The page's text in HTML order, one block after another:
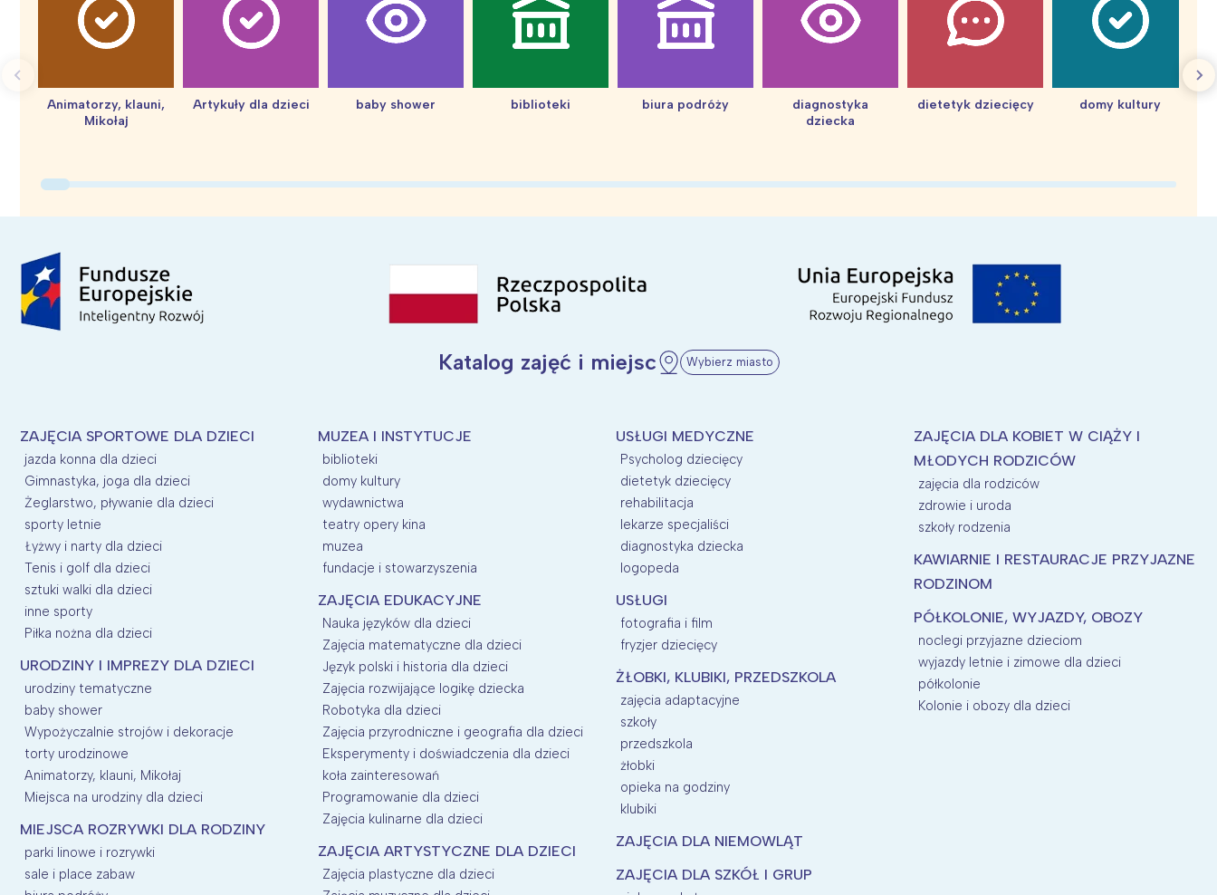
Animatorzy, klauni,
Mikołaj
Artykuły dla dzieci baby shower biblioteki biura podróży
diagnostyka
dziecka
dietetyk dziecięcy
domy kultury
Katalog zajęć i miejsc Wybierz miasto
ZAJĘCIA SPORTOWE DLA DZIECI
jazda konna dla dzieci
Gimnastyka, joga dla dzieci
Żeglarstwo, pływanie dla dzieci
sporty letnie
Łyżwy i narty dla dzieci
Tenis i golf dla dzieci
sztuki walki dla dzieci
inne sporty
Piłka nożna dla dzieci
URODZINY I IMPREZY DLA DZIECI
urodziny tematyczne
baby shower
Wypożyczalnie strojów i dekoracje
torty urodzinowe
Animatorzy, klauni, Mikołaj
Miejsca na urodziny dla dzieci
MIEJSCA ROZRYWKI DLA RODZINY
parki linowe i rozrywki
sale i place zabaw
MUZEA I INSTYTUCJE
biblioteki
domy kultury
wydawnictwa
teatry opery kina
muzea
fundacje i stowarzyszenia
ZAJĘCIA EDUKACYJNE
Nauka języków dla dzieci
Zajęcia matematyczne dla dzieci
Język polski i historia dla dzieci
Zajęcia rozwijające logikę dziecka
Robotyka dla dzieci
Zajęcia przyrodniczne i geografia dla dzieci
Eksperymenty i doświadczenia dla dzieci
koła zainteresowań
Programowanie dla dzieci
Zajęcia kulinarne dla dzieci
ZAJĘCIA ARTYSTYCZNE DLA DZIECI
Zajęcia plastyczne dla dzieci
USŁUGI MEDYCZNE
Psycholog dziecięcy
dietetyk dziecięcy
rehabilitacja
lekarze specjaliści
diagnostyka dziecka
logopeda
USŁUGI
fotografia i film
fryzjer dziecięcy
ŻŁOBKI, KLUBIKI, PRZEDSZKOLA
zajęcia adaptacyjne
szkoły
przedszkola
żłobki
opieka na godziny
klubiki
ZAJĘCIA DLA NIEMOWLĄT
ZAJĘCIA DLA SZKÓŁ I GRUP
ZAJĘCIA DLA KOBIET W CIĄŻY I
MŁODYCH RODZICÓW
zajęcia dla rodziców
zdrowie i uroda
szkoły rodzenia
KAWIARNIE I RESTAURACJE PRZYJAZNE
RODZINOM
PÓŁKOLONIE, WYJAZDY, OBOZY
noclegi przyjazne dzieciom
wyjazdy letnie i zimowe dla dzieci
półkolonie
Kolonie i obozy dla dzieci